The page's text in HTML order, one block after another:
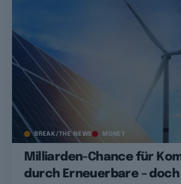
BREAK/THE NEWS MONEY
Milliarden-Chance für
durch Erneuerbare – doch